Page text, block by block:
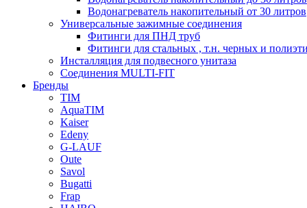
Водонагреватель накопительный от 30 литров
Универсальные зажимные соединения
Фитинги для ПНД труб
Фитинги для стальных , т.н. черных и
Инсталляция для подвесного унитаза
Соединения MULTI-FIT
Бренды
TIM
AquaTIM
Kaiser
Edeny
G-LAUF
Oute
Savol
Bugatti
Frap